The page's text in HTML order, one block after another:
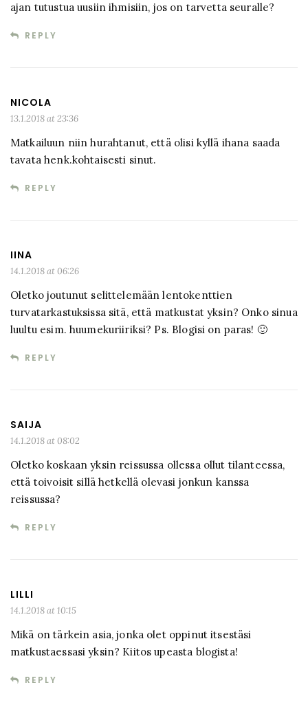
ajan tutustua uusiin ihmisiin, jos on tarvetta seuralle?
REPLY
NICOLA
13.1.2018 at 23:36
Matkailuun niin hurahtanut, että olisi kyllä ihana saada
tavata henk.kohtaisesti sinut.
REPLY
IINA
14.1.2018 at 06:26
Oletko joutunut selittelemään lentokenttien
turvatarkastuksissa sitä, että matkustat yksin? Onko sinua
luultu esim. huumekuriiriksi? Ps. Blogisi on paras! 🙂
REPLY
SAIJA
14.1.2018 at 08:02
Oletko koskaan yksin reissussa ollessa ollut tilanteessa,
että toivoisit sillä hetkellä olevasi jonkun kanssa
reissussa?
REPLY
LILLI
14.1.2018 at 10:15
Mikä on tärkein asia, jonka olet oppinut itsestäsi
matkustaessasi yksin? Kiitos upeasta blogista!
REPLY